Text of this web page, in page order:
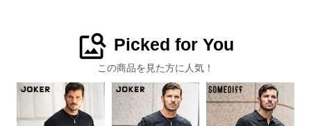
image_search Picked for You
この商品を見た方に人気！